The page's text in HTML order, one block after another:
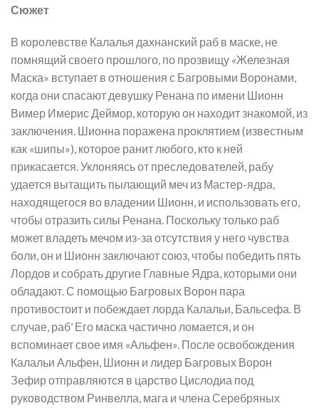
Сюжет
В королевстве Калалья дахнанский раб в маске, не
помнящий своего прошлого, по прозвищу «Железная
Маска» вступает в отношения с Багровыми Воронами,
когда они спасают девушку Ренана по имени Шионн
Вимер Имерис Деймор, которую он находит знакомой, из
заключения. Шионна поражена проклятием (известным
как «шипы»), которое ранит любого, кто к ней
прикасается. Уклоняясь от преследователей, рабу
удается вытащить пылающий меч из Мастер-ядра,
находящегося во владении Шионн, и использовать его,
чтобы отразить силы Ренана. Поскольку только раб
может владеть мечом из-за отсутствия у него чувства
боли, он и Шионн заключают союз, чтобы победить пять
Лордов и собрать другие Главные Ядра, которыми они
обладают. С помощью Багровых Ворон пара
противостоит и побеждает лорда Калальи, Бальсефа. В
случае, раб’ Его маска частично ломается, и он
вспоминает свое имя «Альфен». После освобождения
Калальи Альфен, Шионн и лидер Багровых Ворон
Зефир отправляются в царство Цислодиа под
руководством Ринвелла, мага и члена Серебряных